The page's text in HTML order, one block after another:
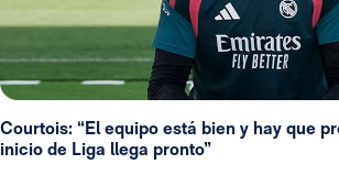
Courtois: “El equipo está bien y hay que
inicio de Liga llega pronto”